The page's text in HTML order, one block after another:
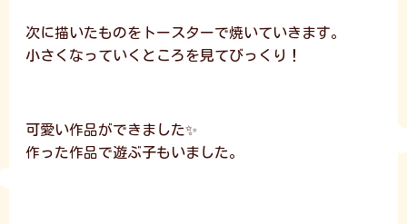
次に描いたものをトースターで焼いていきます。
小さくなっていくところを見てびっくり！
可愛い作品ができました✨
作った作品で遊ぶ子もいました。